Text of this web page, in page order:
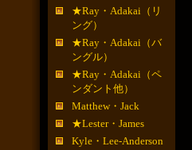
★Ray・Adakai（リ
ング）
★Ray・Adakai（バ
ングル）
★Ray・Adakai（ペ
ンダント他）
Matthew・Jack
★Lester・James
Kyle・Lee-Anderson